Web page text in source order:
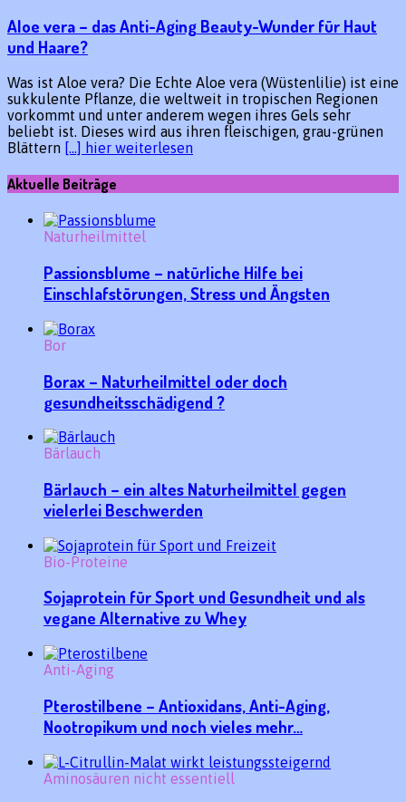
Aloe vera – das Anti-Aging Beauty-Wunder für Haut
und Haare?
Was ist Aloe vera? Die Echte Aloe vera (Wüstenlilie) ist eine
sukkulente Pflanze, die weltweit in tropischen Regionen
vorkommt und unter anderem wegen ihres Gels sehr
beliebt ist. Dieses wird aus ihren fleischigen, grau-grünen
Blättern […] hier weiterlesen
Aktuelle Beiträge
Naturheilmittel
Passionsblume – natürliche Hilfe bei
Einschlafstörungen, Stress und Ängsten
Bor
Borax – Naturheilmittel oder doch
gesundheitsschädigend ?
Bärlauch
Bärlauch – ein altes Naturheilmittel gegen
vielerlei Beschwerden
Bio-Proteine
Sojaprotein für Sport und Gesundheit und als
vegane Alternative zu Whey
Anti-Aging
Pterostilbene – Antioxidans, Anti-Aging,
Nootropikum und noch vieles mehr…
Aminosäuren nicht essentiell